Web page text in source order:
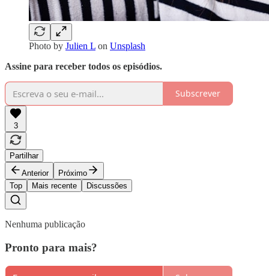
Photo by Julien L on Unsplash
Assine para receber todos os episódios.
Subscrever
3
Partilhar
Anterior
Próximo
Top
Mais recente Discussões
Nenhuma publicação
Pronto para mais?